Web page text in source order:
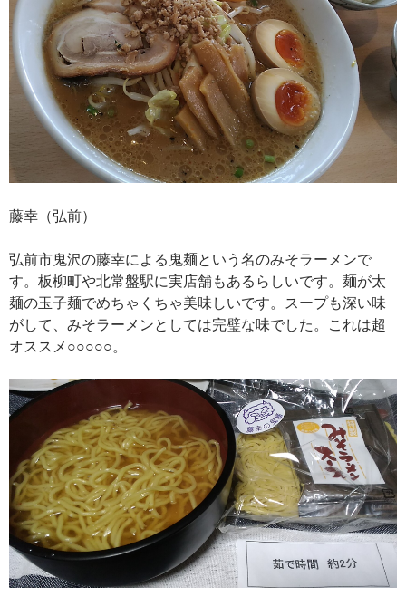
藤幸（弘前）
弘前市鬼沢の藤幸による鬼麺という名のみそラーメンで
す。板柳町や北常盤駅に実店舗もあるらしいです。麺が太
麺の玉子麺でめちゃくちゃ美味しいです。スープも深い味
がして、みそラーメンとしては完璧な味でした。これは超
オススメ○○○○○。